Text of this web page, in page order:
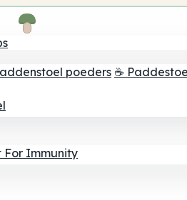
poeders ☕
For Immunity